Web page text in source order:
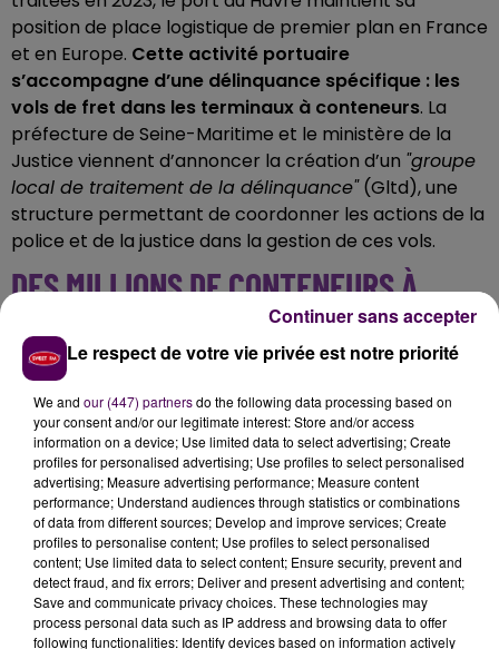
position de place logistique de premier plan en France
et en Europe. Cette activité portuaire
s’accompagne d’une délinquance spécifique : les
vols de fret dans les terminaux à conteneurs. La
préfecture de Seine-Maritime et le ministère de la
Justice viennent d’annoncer la création d’un "groupe
local de traitement de la délinquance"(Gltd), une
structure permettant de coordonner les actions de la
police et de la justice dans la gestion de ces vols.
DES MILLIONS DE CONTENEURS À
Selon la préfecture, depuis janvier 2024, quatre-
vingt-dix faits de vols dans des conteneurs ont été
signalés. Cette nouvelle structure de pilotage des
autorités permettrait d’améliorer la lutte contre ces
vols en mutualisant les renseignements et les
enquêtes de la gendarmerie, de la police nationale et
de la douane.Les entreprises qui gèrent le port du
Havre sont également appelées à"adresser
systématiquement les signalements et les
renseignements"aux autorités, notamment via une
adresse unique.
Le respect de votre vie privée est notre priorité
We and our (447) partnersdo the following data processing based on
your consent and/or our legitimate interest: Store and/or access
information on a device; Use limited data to select advertising; Create
profiles for personalised advertising; Use profiles to select personalised
advertising; Measure advertising performance; Measure content
performance; Understand audiences through statistics or combinations
of data from different sources; Develop and improve services; Create
profiles to personalise content; Use profiles to select personalised
content; Use limited data to select content; Ensure security, prevent and
detect fraud, and fix errors; Deliver and present advertising and content;
Save and communicate privacy choices. These technologies may
process personal data such as IP address and browsing data to offer
following functionalities: Identify devices based on information actively
Continuer sans accepter